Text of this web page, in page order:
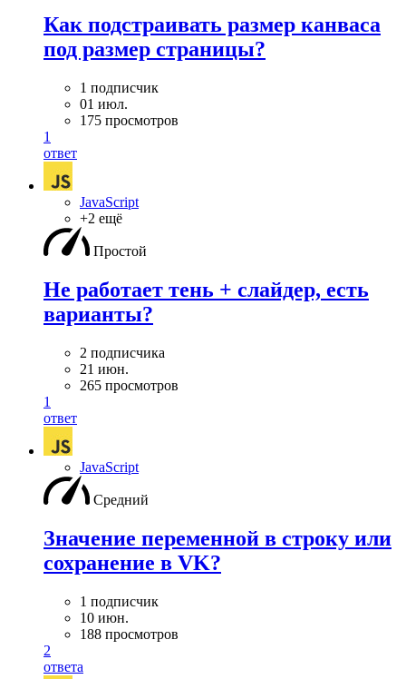
Как подстраивать размер канваса
под размер страницы?
1 подписчик
01 июл.
175 просмотров
1
ответ
JavaScript
+2 ещё
Простой
Не работает тень + слайдер, есть
варианты?
2 подписчика
21 июн.
265 просмотров
1
ответ
JavaScript
Средний
Значение переменной в строку или
сохранение в VK?
1 подписчик
10 июн.
188 просмотров
2
ответа